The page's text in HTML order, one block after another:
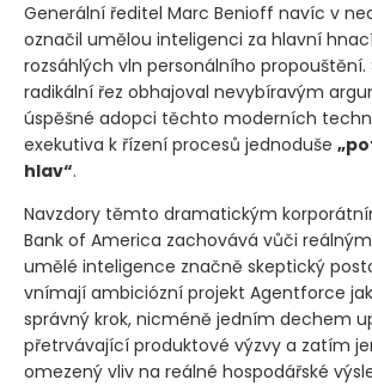
Generální ředitel Marc Benioff navíc v
označil umělou inteligenci za hlavní
rozsáhlých vln personálního propouštění.
radikální řez obhajoval nevybíravým
úspěšné adopci těchto moderních
exekutiva k řízení procesů jednoduše
hlav“.
Navzdory těmto dramatickým
Bank of America zachovává vůči
umělé inteligence značně skeptický
vnímají ambiciózní projekt Agentforce
správný krok, nicméně jedním dechem
přetrvávající produktové výzvy a zatím
omezený vliv na reálné hospodářské